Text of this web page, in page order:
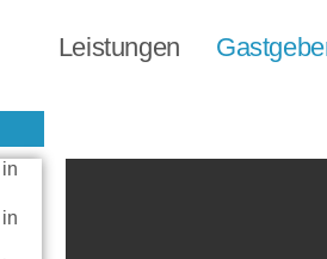
Leistungen